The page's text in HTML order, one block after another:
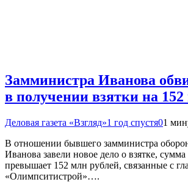
Замминистра Иванова
в получении взятки на
Деловая газета «Взгляд»1 год спустя01
В отношении бывшего замминистра
Иванова завели новое дело о взятке, сумма
превышает 152 млн рублей, связанные с
«Олимпситистрой»….